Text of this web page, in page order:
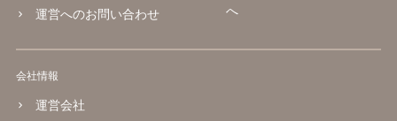
運営へのお問い合わせ
へ
会社情報
運営会社